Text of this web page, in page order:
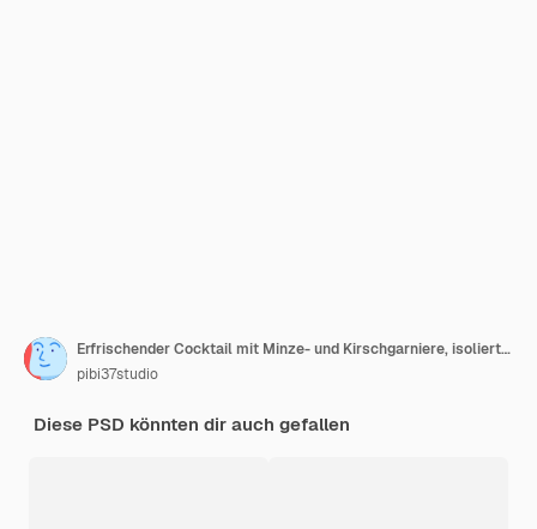
Erfrischender Cocktail mit Minze- und Kirschgarniere, isoliert auf durchsichtigem Hintergrund
pibi37studio
Diese PSD könnten dir auch gefallen